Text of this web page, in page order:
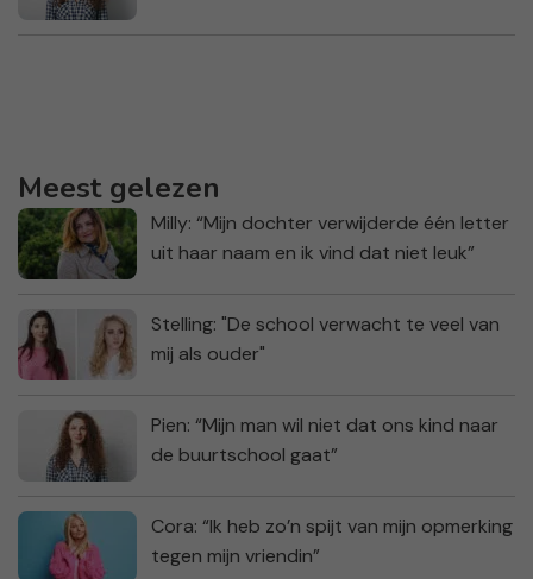
Meest gelezen
Milly: “Mijn dochter verwijderde één letter
uit haar naam en ik vind dat niet leuk”
Stelling: "De school verwacht te veel van
mij als ouder"
Pien: “Mijn man wil niet dat ons kind naar
de buurtschool gaat”
Cora: “Ik heb zo’n spijt van mijn opmerking
tegen mijn vriendin”